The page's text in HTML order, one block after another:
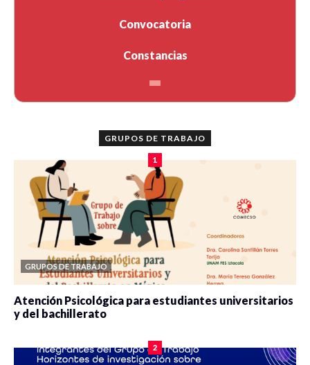
Convocatoria
Constancias
GRUPOS DE TRABAJO
1
GRUPOS DE TRABAJO
Atención Psicológica para estudiantes universitarios
y del bachillerato
2